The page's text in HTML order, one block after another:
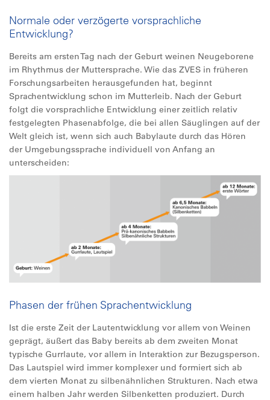
Normale oder verzögerte vorsprachliche
Entwicklung?
Bereits am ersten Tag nach der Geburt weinen Neugeborene
im Rhythmus der Muttersprache. Wie das ZVES in früheren
Forschungsarbeiten herausgefunden hat, beginnt
Sprachentwicklung schon im Mutterleib. Nach der Geburt
folgt die vorsprachliche Entwicklung einer zeitlich relativ
festgelegten Phasenabfolge, die bei allen Säuglingen auf der
Welt gleich ist, wenn sich auch Babylaute durch das Hören
der Umgebungssprache individuell von Anfang an
unterscheiden:
Phasen der frühen Sprachentwicklung
Ist die erste Zeit der Lautentwicklung vor allem von Weinen
geprägt, äußert das Baby bereits ab dem zweiten Monat
typische Gurrlaute, vor allem in Interaktion zur Bezugsperson.
Das Lautspiel wird immer komplexer und formiert sich ab
dem vierten Monat zu silbenähnlichen Strukturen. Nach etwa
einem halben Jahr werden Silbenketten produziert. Durch